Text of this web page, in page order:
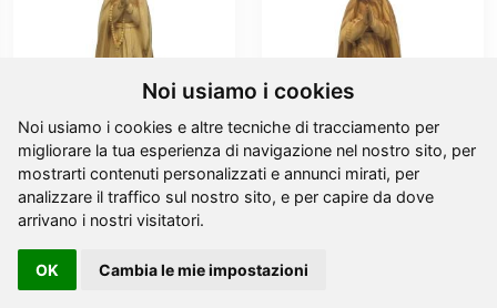
Noi usiamo i cookies
Noi usiamo i cookies e altre tecniche di tracciamento per
migliorare la tua esperienza di navigazione nel nostro sito, per
mostrarti contenuti personalizzati e annunci mirati, per
analizzare il traffico sul nostro sito, e per capire da dove
arrivano i nostri visitatori.
OK Cambia le mie impostazioni
Madonna di Lourdes -
da18,50 €
Madonna di Lourdes -